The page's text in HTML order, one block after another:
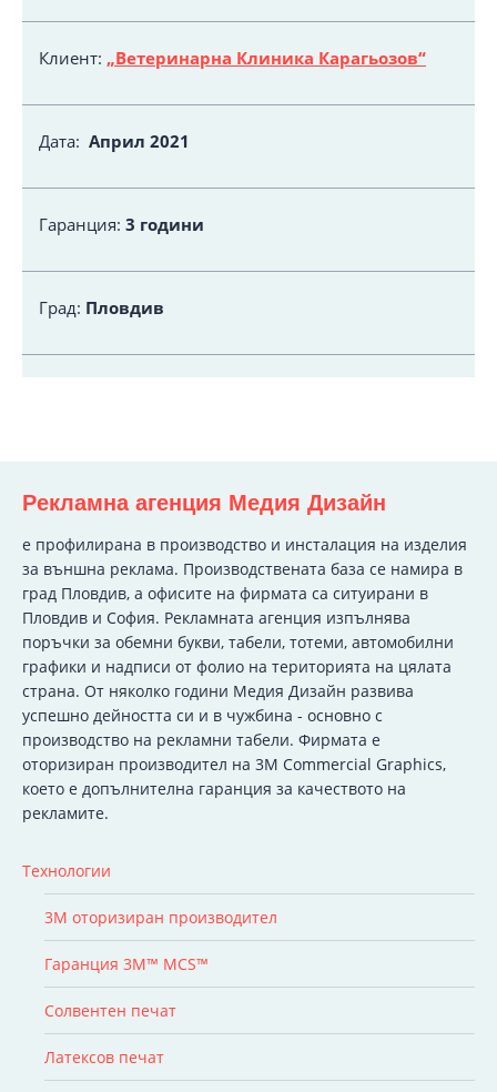
Клиент: „Ветеринарна Клиника Карагьозов“
Дата: Април 2021
Гаранция: 3 години
Град: Пловдив
Рекламна агенция Медия Дизайн
e профилирана в производство и инсталация на изделия
за външна реклама. Производствената база се намира в
град Пловдив, а офисите на фирмата са ситуирани в
Пловдив и София. Рекламната агенция изпълнява
поръчки за обемни букви, табели, тотеми, автомобилни
графики и надписи от фолио на територията на цялата
страна. От няколко години Медия Дизайн развива
успешно дейността си и в чужбина - основно с
производство на рекламни табели. Фирмата е
оторизиран производител на 3M Commercial Graphics,
което е допълнителна гаранция за качеството на
рекламите.
Технологии
3M оторизиран производител
Гаранция 3M™ MCS™
Солвентен печат
Латексов печат